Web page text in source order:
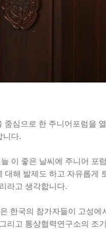
중심으로 한 주니어포럼을
니다.
이 좋은 날씨에 주니어 포
대해 발제도 하고 자유롭게
라고 생각합니다.
한국의 참가자들이 고성에
그리고 통상협력연구소의 조